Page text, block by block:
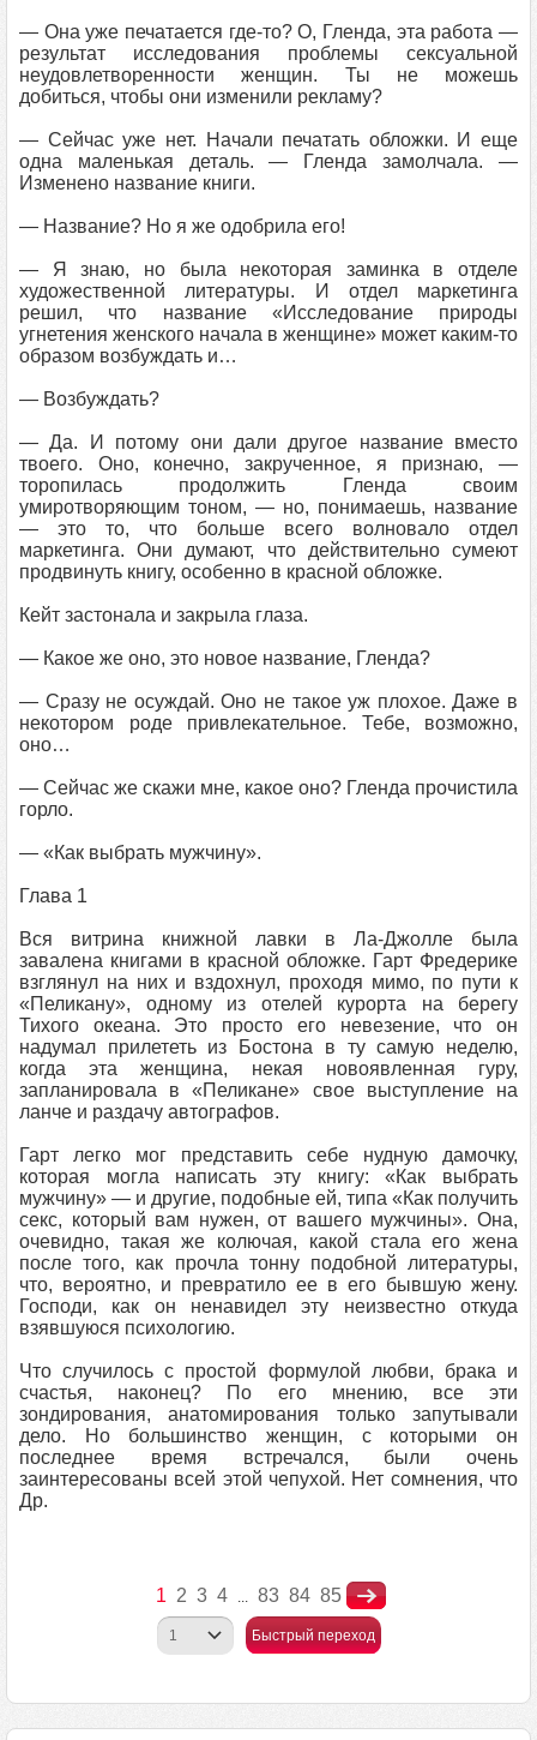
— Она уже печатается где-то? О, Гленда, эта работа —
результат исследования проблемы сексуальной
неудовлетворенности женщин. Ты не можешь
добиться, чтобы они изменили рекламу?
— Сейчас уже нет. Начали печатать обложки. И еще
одна маленькая деталь. — Гленда замолчала. —
Изменено название книги.
— Название? Но я же одобрила его!
— Я знаю, но была некоторая заминка в отделе
художественной литературы. И отдел маркетинга
решил, что название «Исследование природы
угнетения женского начала в женщине» может каким-то
образом возбуждать и…
— Возбуждать?
— Да. И потому они дали другое название вместо
твоего. Оно, конечно, закрученное, я признаю, —
торопилась продолжить Гленда своим
умиротворяющим тоном, — но, понимаешь, название
— это то, что больше всего волновало отдел
маркетинга. Они думают, что действительно сумеют
продвинуть книгу, особенно в красной обложке.
Кейт застонала и закрыла глаза.
— Какое же оно, это новое название, Гленда?
— Сразу не осуждай. Оно не такое уж плохое. Даже в
некотором роде привлекательное. Тебе, возможно,
оно…
— Сейчас же скажи мне, какое оно? Гленда прочистила
горло.
— «Как выбрать мужчину».
Глава 1
Вся витрина книжной лавки в Ла-Джолле была
завалена книгами в красной обложке. Гарт Фредерике
взглянул на них и вздохнул, проходя мимо, по пути к
«Пеликану», одному из отелей курорта на берегу
Тихого океана. Это просто его невезение, что он
надумал прилететь из Бостона в ту самую неделю,
когда эта женщина, некая новоявленная гуру,
запланировала в «Пеликане» свое выступление на
ланче и раздачу автографов.
Гарт легко мог представить себе нудную дамочку,
которая могла написать эту книгу: «Как выбрать
мужчину» — и другие, подобные ей, типа «Как получить
секс, который вам нужен, от вашего мужчины». Она,
очевидно, такая же колючая, какой стала его жена
после того, как прочла тонну подобной литературы,
что, вероятно, и превратило ее в его бывшую жену.
Господи, как он ненавидел эту неизвестно откуда
взявшуюся психологию.
Что случилось с простой формулой любви, брака и
счастья, наконец? По его мнению, все эти
зондирования, анатомирования только запутывали
дело. Но большинство женщин, с которыми он
последнее время встречался, были очень
заинтересованы всей этой чепухой. Нет сомнения, что
Др.
1 2 3 4 ... 83 84 85
Быстрый переход